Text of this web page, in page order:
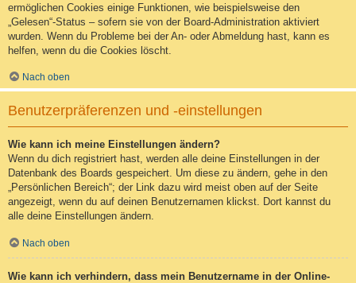
ermöglichen Cookies einige Funktionen, wie beispielsweise den
„Gelesen“-Status – sofern sie von der Board-Administration aktiviert
wurden. Wenn du Probleme bei der An- oder Abmeldung hast, kann es
helfen, wenn du die Cookies löscht.
Nach oben
Benutzerpräferenzen und -einstellungen
Wie kann ich meine Einstellungen ändern?
Wenn du dich registriert hast, werden alle deine Einstellungen in der
Datenbank des Boards gespeichert. Um diese zu ändern, gehe in den
„Persönlichen Bereich“; der Link dazu wird meist oben auf der Seite
angezeigt, wenn du auf deinen Benutzernamen klickst. Dort kannst du
alle deine Einstellungen ändern.
Nach oben
Wie kann ich verhindern, dass mein Benutzername in der Online-